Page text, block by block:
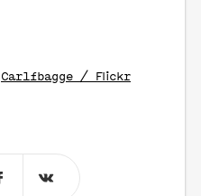
Carlfbagge / Flickr